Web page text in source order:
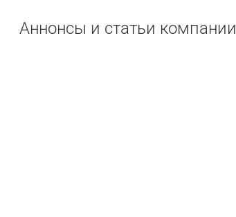
Аннонсы и статьи компании